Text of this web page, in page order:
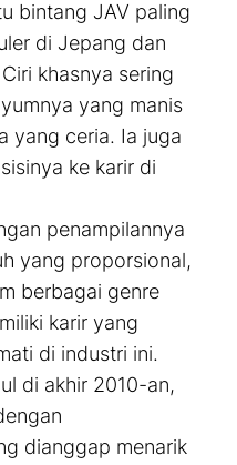
bintang JAV paling
di Jepang dan
khasnya sering
yang manis
yang ceria. Ia juga
ke karir di
penampilannya
yang proporsional,
berbagai genre
karir yang
di industri ini.
di akhir 2010-an,
dianggap menarik